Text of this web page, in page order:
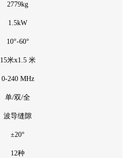
2779kg
1.5kW
10°-60°
15米x1.5 米
0-240 MHz
单/双/全
波导缝隙
±20°
12种